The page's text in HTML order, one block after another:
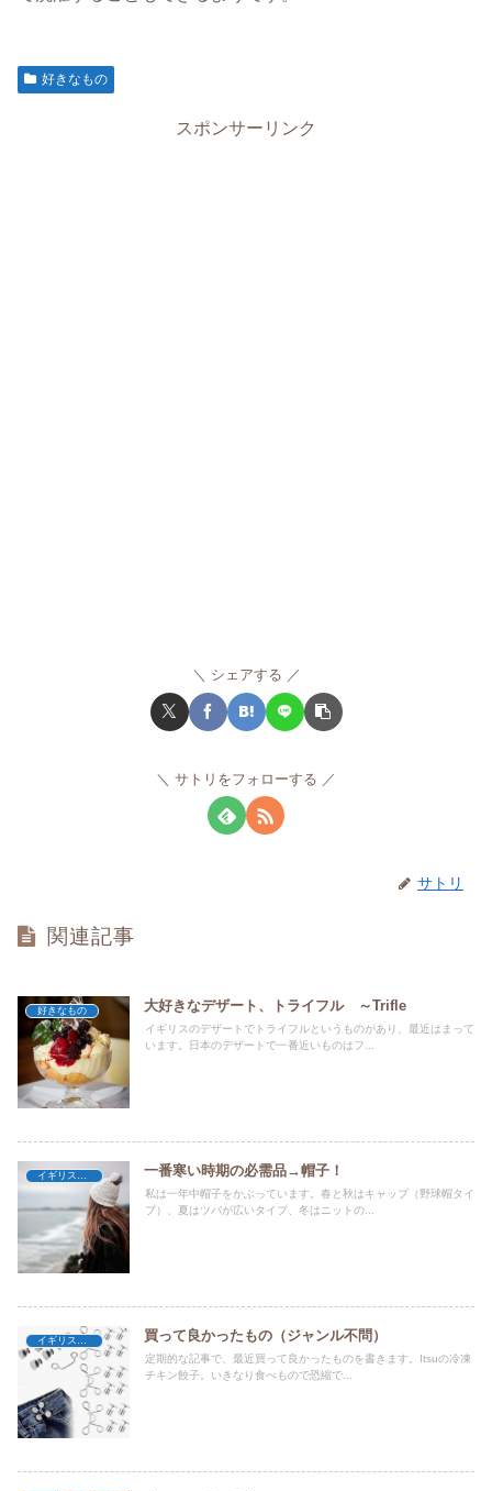
好きなもの
スポンサーリンク
シェアする
サトリをフォローする
サトリ
関連記事
好きなもの 大好きなデザート、トライフル ～Trifle
イギリスのデザートでトライフルというものがあり、最近はまって
います。日本のデザートで一番近いものはフ...
イギリス暮らし 一番寒い時期の必需品→帽子！
私は一年中帽子をかぶっています。春と秋はキャップ（野球帽タイ
プ）、夏はツバが広いタイプ、冬はニットの...
イギリス暮らし 買って良かったもの（ジャンル不問）
定期的な記事で、最近買って良かったものを書きます。Itsuの冷凍
チキン餃子。いきなり食べもので恐縮で...